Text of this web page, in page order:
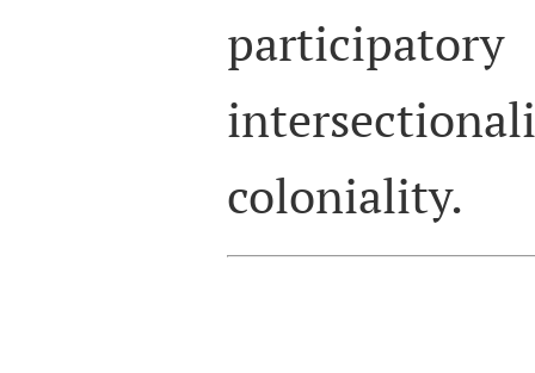
coloniality.